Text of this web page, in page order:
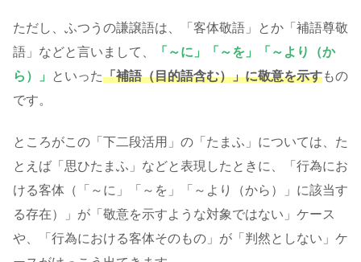
ただし、ふつうの謙譲語は、「客体敬語」とか「補語尊敬
語」などと言いまして、
「～に」「～を」「～より（か
ら）」
といった「補語（目的語含む）」に敬意を示すもの
です。
ところがこの「下二段活用」の「たまふ」については、た
とえば「思ひたまふ」などと表現したときに、「行為にお
ける客体（「～に」「～を」「～より（から）」に該当す
る存在）」が「敬意を示すような対象ではない」ケース
や、「行為における客体そのもの」が「判然としない」ケ